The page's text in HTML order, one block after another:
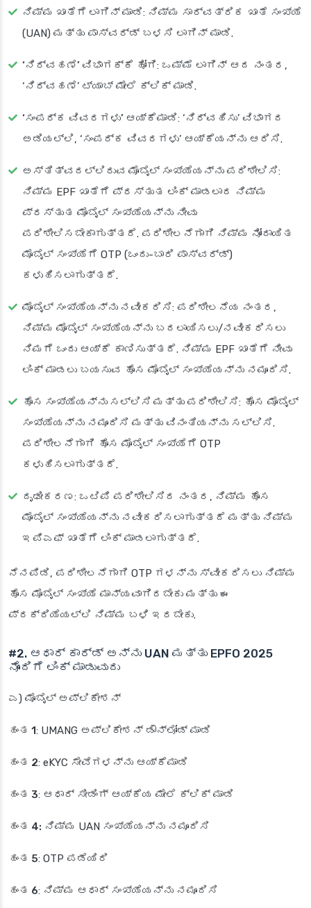
ನಿಮ್ಮ ಖಾತೆಗೆ ಲಾಗಿನ್ ಮಾಡಿ: ನಿಮ್ಮ ಸಾರ್ವತ್ರಿಕ ಖಾತೆ ಸಂಖ್ಯೆ
(UAN) ಮತ್ತು ಪಾಸ್‌ವರ್ಡ್ ಬಳಸಿ ಲಾಗಿನ್ ಮಾಡಿ.
‘ನಿರ್ವಹಣೆ’ ವಿಭಾಗಕ್ಕೆ ಹೋಗಿ: ಒಮ್ಮೆ ಲಾಗಿನ್ ಆದ ನಂತರ,
‘ನಿರ್ವಹಣೆ’ ಟ್ಯಾಬ್ ಮೇಲೆ ಕ್ಲಿಕ್ ಮಾಡಿ.
‘ಸಂಪರ್ಕ ವಿವರಗಳು’ ಆಯ್ಕೆಮಾಡಿ: ‘ನಿರ್ವಹಿಸು’ ವಿಭಾಗದ
ಅಡಿಯಲ್ಲಿ, ‘ಸಂಪರ್ಕ ವಿವರಗಳು’ ಆಯ್ಕೆಯನ್ನು ಆರಿಸಿ.
ಅಸ್ತಿತ್ವದಲ್ಲಿರುವ ಮೊಬೈಲ್ ಸಂಖ್ಯೆಯನ್ನು ಪರಿಶೀಲಿಸಿ:
ನಿಮ್ಮ EPF ಖಾತೆಗೆ ಪ್ರಸ್ತುತ ಲಿಂಕ್ ಮಾಡಲಾದ ನಿಮ್ಮ
ಪ್ರಸ್ತುತ ಮೊಬೈಲ್ ಸಂಖ್ಯೆಯನ್ನು ನೀವು
ಪರಿಶೀಲಿಸಬೇಕಾಗುತ್ತದೆ. ಪರಿಶೀಲನೆಗಾಗಿ ನಿಮ್ಮ ನೋಂದಾಯಿತ
ಮೊಬೈಲ್ ಸಂಖ್ಯೆಗೆ OTP (ಒಂದು-ಬಾರಿ ಪಾಸ್‌ವರ್ಡ್)
ಕಳುಹಿಸಲಾಗುತ್ತದೆ.
ಮೊಬೈಲ್ ಸಂಖ್ಯೆಯನ್ನು ನವೀಕರಿಸಿ: ಪರಿಶೀಲನೆಯ ನಂತರ,
ನಿಮ್ಮ ಮೊಬೈಲ್ ಸಂಖ್ಯೆಯನ್ನು ಬದಲಾಯಿಸಲು/ನವೀಕರಿಸಲು
ನಿಮಗೆ ಒಂದು ಆಯ್ಕೆ ಕಾಣಿಸುತ್ತದೆ. ನಿಮ್ಮ EPF ಖಾತೆಗೆ ನೀವು
ಲಿಂಕ್ ಮಾಡಲು ಬಯಸುವ ಹೊಸ ಮೊಬೈಲ್ ಸಂಖ್ಯೆಯನ್ನು ನಮೂದಿಸಿ.
ಹೊಸ ಸಂಖ್ಯೆಯನ್ನು ಸಲ್ಲಿಸಿ ಮತ್ತು ಪರಿಶೀಲಿಸಿ: ಹೊಸ ಮೊಬೈಲ್
ಸಂಖ್ಯೆಯನ್ನು ನಮೂದಿಸಿ ಮತ್ತು ವಿನಂತಿಯನ್ನು ಸಲ್ಲಿಸಿ.
ಪರಿಶೀಲನೆಗಾಗಿ ಹೊಸ ಮೊಬೈಲ್ ಸಂಖ್ಯೆಗೆ OTP
ಕಳುಹಿಸಲಾಗುತ್ತದೆ.
ದೃಢೀಕರಣ: ಒಟಿಪಿ ಪರಿಶೀಲಿಸಿದ ನಂತರ, ನಿಮ್ಮ ಹೊಸ
ಮೊಬೈಲ್ ಸಂಖ್ಯೆಯನ್ನು ನವೀಕರಿಸಲಾಗುತ್ತದೆ ಮತ್ತು ನಿಮ್ಮ
ಇಪಿಎಫ್ ಖಾತೆಗೆ ಲಿಂಕ್ ಮಾಡಲಾಗುತ್ತದೆ.
ನೆನಪಿಡಿ, ಪರಿಶೀಲನೆಗಾಗಿ OTP ಗಳನ್ನು ಸ್ವೀಕರಿಸಲು ನಿಮ್ಮ
ಹೊಸ ಮೊಬೈಲ್ ಸಂಖ್ಯೆ ಮಾನ್ಯವಾಗಿರಬೇಕು ಮತ್ತು ಈ
ಪ್ರಕ್ರಿಯೆಯಲ್ಲಿ ನಿಮ್ಮ ಬಳಿ ಇರಬೇಕು.
#2. ಆಧಾರ್ ಕಾರ್ಡ್ ಅನ್ನು UAN ಮತ್ತು EPFO 2025
ನೊಂದಿಗೆ ಲಿಂಕ್ ಮಾಡುವುದು
ಎ) ಮೊಬೈಲ್ ಅಪ್ಲಿಕೇಶನ್
ಹಂತ 1: UMANG ಅಪ್ಲಿಕೇಶನ್ ಡೌನ್‌ಲೋಡ್ ಮಾಡಿ
ಹಂತ 2: eKYC ಸೇವೆಗಳನ್ನು ಆಯ್ಕೆಮಾಡಿ
ಹಂತ 3: ಆಧಾರ್ ಸೀಡಿಂಗ್ ಆಯ್ಕೆಯ ಮೇಲೆ ಕ್ಲಿಕ್ ಮಾಡಿ
ಹಂತ 4: ನಿಮ್ಮ UAN ಸಂಖ್ಯೆಯನ್ನು ನಮೂದಿಸಿ
ಹಂತ 5: OTP ಪಡೆಯಿರಿ
ಹಂತ 6: ನಿಮ್ಮ ಆಧಾರ್ ಸಂಖ್ಯೆಯನ್ನು ನಮೂದಿಸಿ